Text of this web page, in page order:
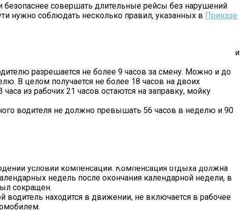
безопаснее совершать длительные рейсы без нарушений
нужно соблюдать несколько правил, указанных в Приказе
менее 9 часов за ежедневный период, который
часов отдыха водители должны расходовать одновременно и
разрешается не более 9 часов за смену. Можно и до
В целом получается не более 18 часов на двоих
из рабочих 21 часов остаются на заправку, мойку
водителя не должно превышать 56 часов в неделю и 90
специальный перерыв не менее 45 мин. В это время
не менее 45 часов. Но при работе экипажа
отдыха до значения не менее 24 часов в каждую
условий компенсации. Компенсация отдыха должна
недель после окончания календарной недели, в
сокращен.
водитель находится в движении, не включается в рабочее